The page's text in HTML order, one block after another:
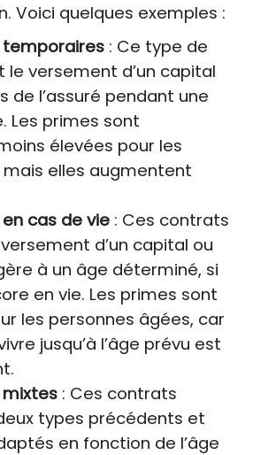
Voici quelques exemples :
: Ce type de
versement d’un capital
de l’assuré pendant une
Les primes sont
élevées pour les
mais elles augmentent
cas de vie: Ces contrats
d’un capital ou
à un âge déterminé, si
en vie. Les primes sont
les personnes âgées, car
jusqu’à l’âge prévu est
: Ces contrats
types précédents et
en fonction de l’âge